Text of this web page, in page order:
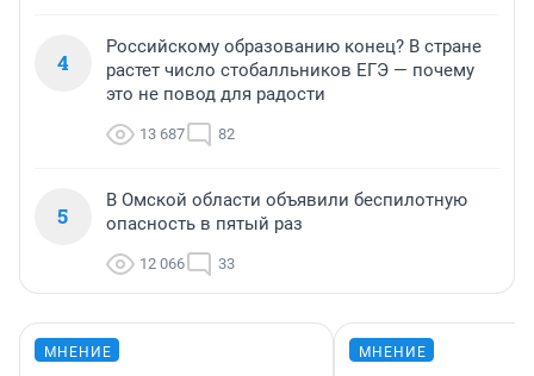
4
Российскому образованию конец? В стране
растет число стобалльников ЕГЭ — почему
это не повод для радости
13 687 82
5
В Омской области объявили беспилотную
опасность в пятый раз
12 066 33
МНЕНИЕ МНЕНИЕ